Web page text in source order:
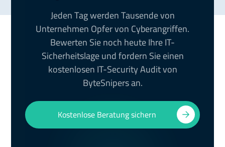
Jeden Tag werden Tausende von
Unternehmen Opfer von Cyberangriffen.
Bewerten Sie noch heute Ihre IT-
Sicherheitslage und fordern Sie einen
kostenlosen IT-Security Audit von
ByteSnipers an.
Kostenlose Beratung sichern